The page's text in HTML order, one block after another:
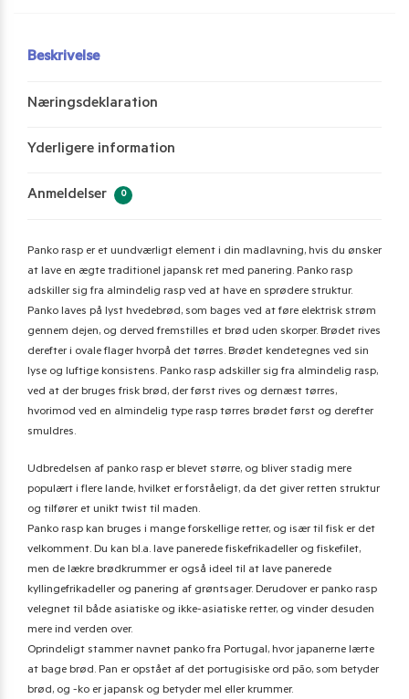
Beskrivelse
Næringsdeklaration
Yderligere information
Anmeldelser 0
Panko rasp er et uundværligt element i din madlavning, hvis du ønsker
at lave en ægte traditionel japansk ret med panering. Panko rasp
adskiller sig fra almindelig rasp ved at have en sprødere struktur.
Panko laves på lyst hvedebrød, som bages ved at føre elektrisk strøm
gennem dejen, og derved fremstilles et brød uden skorper. Brødet rives
derefter i ovale flager hvorpå det tørres. Brødet kendetegnes ved sin
lyse og luftige konsistens. Panko rasp adskiller sig fra almindelig rasp,
ved at der bruges frisk brød, der først rives og dernæst tørres,
hvorimod ved en almindelig type rasp tørres brødet først og derefter
smuldres.
Udbredelsen af panko rasp er blevet større, og bliver stadig mere
populært i flere lande, hvilket er forståeligt, da det giver retten struktur
og tilfører et unikt twist til maden.
Panko rasp kan bruges i mange forskellige retter, og især til fisk er det
velkomment. Du kan bl.a. lave panerede fiskefrikadeller og fiskefilet,
men de lækre brødkrummer er også ideel til at lave panerede
kyllingefrikadeller og panering af grøntsager. Derudover er panko rasp
velegnet til både asiatiske og ikke-asiatiske retter, og vinder desuden
mere ind verden over.
Oprindeligt stammer navnet panko fra Portugal, hvor japanerne lærte
at bage brød. Pan er opstået af det portugisiske ord pão, som betyder
brød, og -ko er japansk og betyder mel eller krummer.